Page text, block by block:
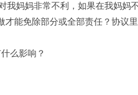
我妈妈非常不利，如果在我妈妈
能免除部分或全部责任？协议
么影响？